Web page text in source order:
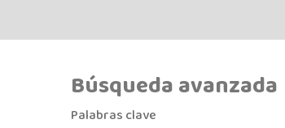
Búsqueda avanzada
Palabras clave